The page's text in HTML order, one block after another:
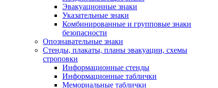
Эвакуационные знаки
Указательные знаки
Комбинированные и групповые знаки
безопасности
Опознавательные знаки
Стенды, плакаты, планы эвакуации, схемы
строповки
Информационные стенды
Информационные таблички
Мемориальные таблички